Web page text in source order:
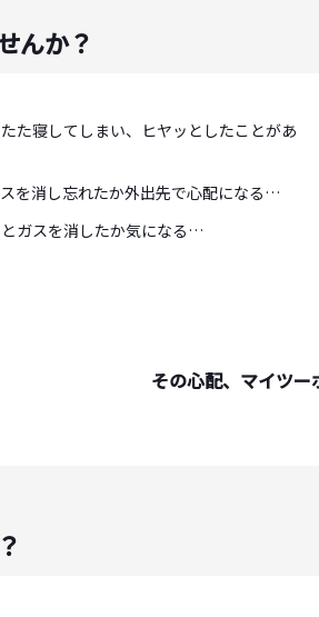
んか？
た寝してしまい、ヒヤッとしたことがあ
を消し忘れたか外出先で心配になる…
ガスを消したか気になる…
その心配、マイツー